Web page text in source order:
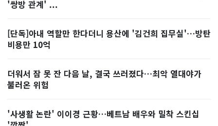
'쌍방 관계' ...
[단독]아내 역할만 한다더니 용산에 '김건희 집무실'…방탄
비용만 10억
더워서 잠 못 잔 다음 날, 결국 쓰러졌다…최악 열대야가
불러온 위험
'사생활 논란' 이이경 근황…베트남 배우와 밀착 스킨십